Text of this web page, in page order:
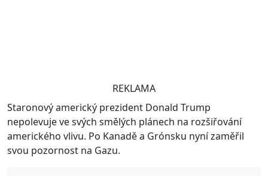
REKLAMA
Staronový americký prezident Donald Trump
nepolevuje ve svých smělých plánech na rozšiřování
amerického vlivu. Po Kanadě a Grónsku nyní zaměřil
svou pozornost na Gazu.